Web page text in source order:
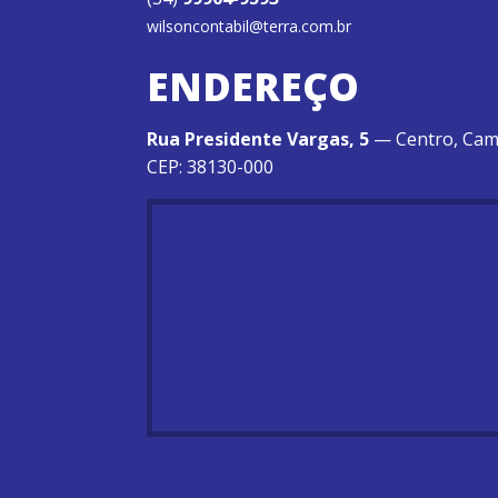
wilsoncontabil@terra.com.br
ENDEREÇO
Rua Presidente Vargas, 5 — Centro,
CEP: 38130-000